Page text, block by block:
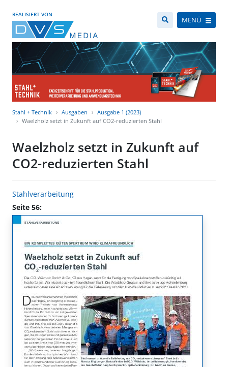
REALISIERT VON
MENÜ
Stahl + Technik Ausgaben
Ausgabe 1 (2023)
Waelzholz setzt in Zukunft auf CO2-reduzierten Stahl
Waelzholz setzt in Zukunft auf
CO2-reduzierten Stahl
Stahlverarbeitung
Seite 56: